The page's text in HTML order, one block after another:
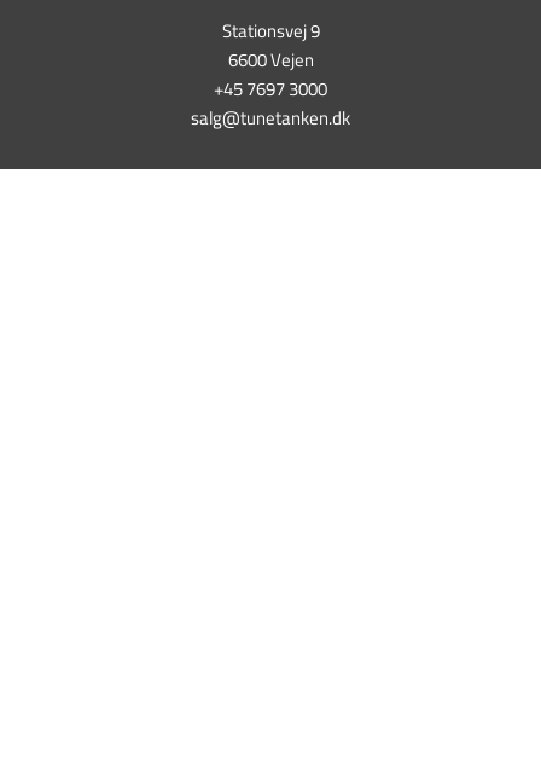
Stationsvej 9
6600 Vejen
+45 7697 3000
salg@tunetanken.dk